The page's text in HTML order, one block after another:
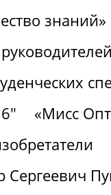
знаний»
«Мисс
Сергеевич